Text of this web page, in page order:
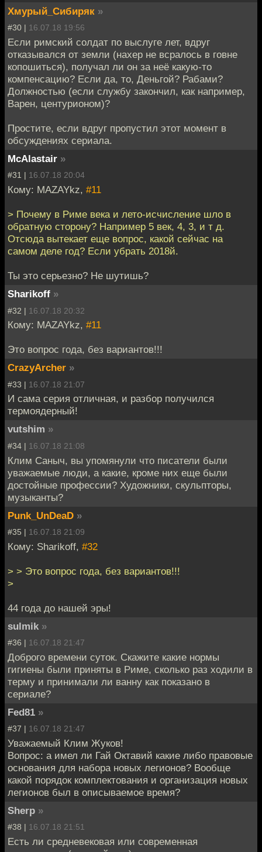
Хмурый_Сибиряк »
#30 | 16.07.18 19:56
Если римский солдат по выслуге лет, вдруг
отказывался от земли (нахер не всралось в говне
копошиться), получал ли он за неё какую-то
компенсацию? Если да, то, Деньгой? Рабами?
Должностью (если службу закончил, как например,
Варен, центурионом)?
Простите, если вдруг пропустил этот момент в
обсуждениях сериала.
McAlastair »
#31 | 16.07.18 20:04
Кому: MAZAYkz, #11
> Почему в Риме века и лето-исчисление шло в
обратную сторону? Например 5 век, 4, 3, и т д.
Отсюда вытекает еще вопрос, какой сейчас на
самом деле год? Если убрать 2018й.
Ты это серьезно? Не шутишь?
Sharikoff »
#32 | 16.07.18 20:32
Кому: MAZAYkz, #11
Это вопрос года, без вариантов!!!
CrazyArcher »
#33 | 16.07.18 21:07
И сама серия отличная, и разбор получился
термоядерный!
vutshim »
#34 | 16.07.18 21:08
Клим Саныч, вы упомянули что писатели были
уважаемые люди, а какие, кроме них еще были
достойные профессии? Художники, скульпторы,
музыканты?
Punk_UnDeaD »
#35 | 16.07.18 21:09
Кому: Sharikoff, #32
> > Это вопрос года, без вариантов!!!
>
44 года до нашей эры!
sulmik »
#36 | 16.07.18 21:47
Доброго времени суток. Скажите какие нормы
гигиены были приняты в Риме, сколько раз ходили в
терму и принимали ли ванну как показано в
сериале?
Fed81 »
#37 | 16.07.18 21:47
Уважаемый Клим Жуков!
Вопрос: а имел ли Гай Октавий какие либо правовые
основания для набора новых легионов? Вообще
какой порядок комплектования и организация новых
легионов был в описываемое время?
Sherp »
#38 | 16.07.18 21:51
Есть ли средневековая или современная